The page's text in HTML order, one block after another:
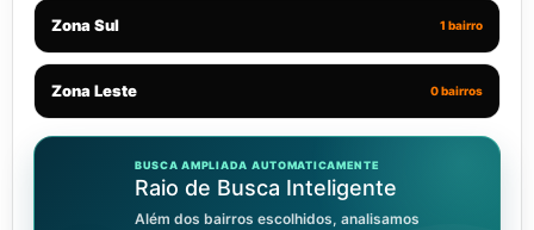
Zona Sul 1 bairro
Zona Leste 0 bairros
BUSCA AMPLIADA AUTOMATICAMENTE
Raio de Busca Inteligente
Além dos bairros escolhidos, analisamos